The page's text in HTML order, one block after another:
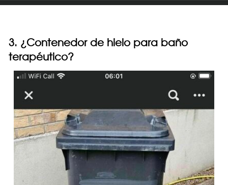
3. ¿Contenedor de hielo para baño
terapéutico?